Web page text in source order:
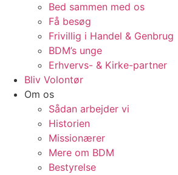
Bed sammen med os
Få besøg
Frivillig i Handel & Genbrug
BDM’s unge
Erhvervs- & Kirke-partner
Bliv Volontør
Om os
Sådan arbejder vi
Historien
Missionærer
Mere om BDM
Bestyrelse